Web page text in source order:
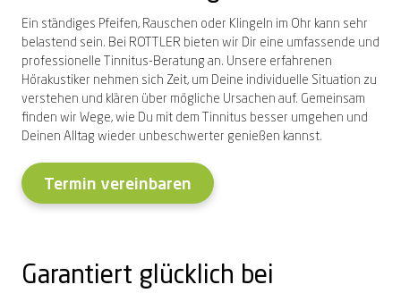
Ein ständiges Pfeifen, Rauschen oder Klingeln im Ohr kann sehr
belastend sein. Bei ROTTLER bieten wir Dir eine umfassende und
professionelle Tinnitus-Beratung an. Unsere erfahrenen
Hörakustiker nehmen sich Zeit, um Deine individuelle Situation zu
verstehen und klären über mögliche Ursachen auf. Gemeinsam
finden wir Wege, wie Du mit dem Tinnitus besser umgehen und
Deinen Alltag wieder unbeschwerter genießen kannst.
Termin vereinbaren
Garantiert glücklich bei